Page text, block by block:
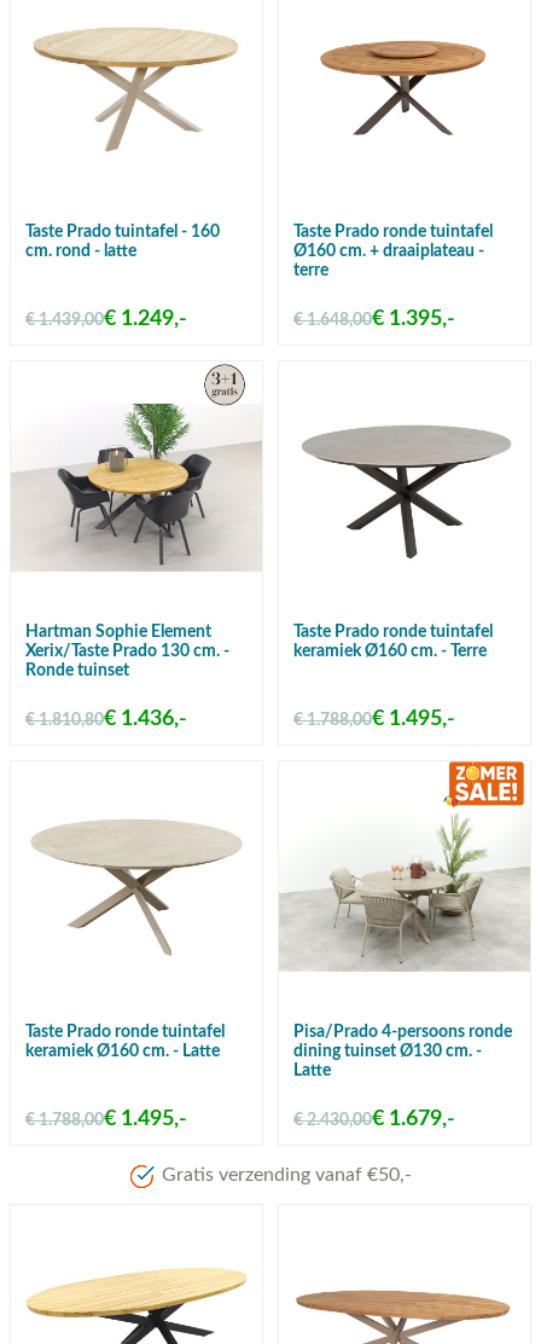
Taste Prado tuintafel - 160
cm. rond - latte
€ 1.439,00€ 1.249,-
Taste Prado ronde tuintafel
Ø160 cm. + draaiplateau -
terre
€ 1.648,00€ 1.395,-
Hartman Sophie Element
Xerix/Taste Prado 130 cm. -
Ronde tuinset
€ 1.810,80€ 1.436,-
Taste Prado ronde tuintafel
keramiek Ø160 cm. - Terre
€ 1.788,00€ 1.495,-
Taste Prado ronde tuintafel
keramiek Ø160 cm. - Latte
€ 1.788,00€ 1.495,-
Pisa/Prado 4-persoons ronde
dining tuinset Ø130 cm. -
Latte
€ 2.430,00€ 1.679,-